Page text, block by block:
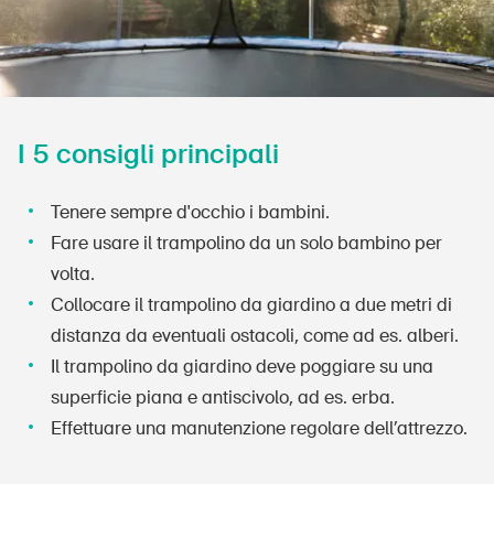
I 5 consigli principali
Tenere sempre d'occhio i bambini.
Fare usare il trampolino da un solo bambino per
volta.
Collocare il trampolino da giardino a due metri di
distanza da eventuali ostacoli, come ad es. alberi.
Il trampolino da giardino deve poggiare su una
superficie piana e antiscivolo, ad es. erba.
Effettuare una manutenzione regolare dell’attrezzo.